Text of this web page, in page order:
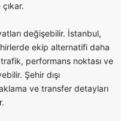
değişebilir. İstanbul,
ekip alternatifi daha
performans noktası ve
Şehir dışı
ve transfer detayları